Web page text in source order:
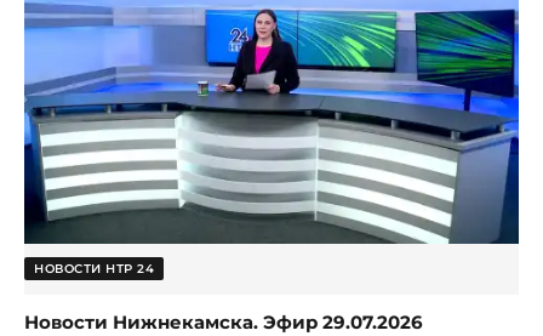
НОВОСТИ НТР 24
Новости Нижнекамска. Эфир 29.07.2026